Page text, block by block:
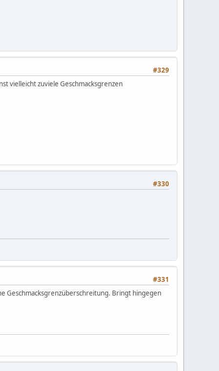
#329
vielleicht zuviele Geschmacksgrenzen
#330
#331
Geschmacksgrenzüberschreitung. Bringt hingegen